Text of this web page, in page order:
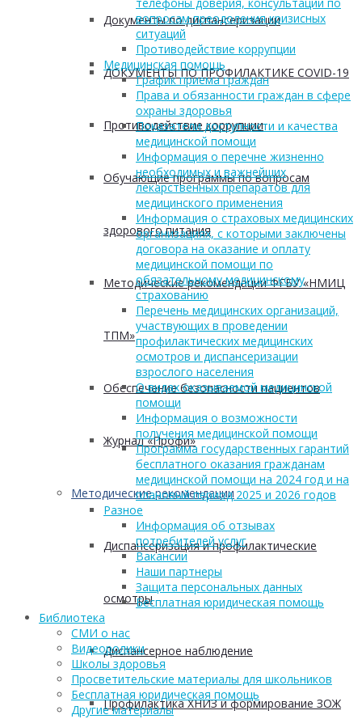
Документы по диспансеризации
ДОКУМЕНТЫ ПО ПРОФИЛАКТИКЕ COVID-19
Противодействие коррупции
Обучающие программы по вопросам
здорового питания
Методические рекомендации ФГБУ «НМИЦ
ТПМ»
Обеспечение безопасности пациентов
Журнал «Профи»
Методические рекомендации
Диспансеризация и профилактические
осмотры
Диспансерное наблюдение
Профилактика ХНИЗ и формирование ЗОЖ
вопросам преодоления кризисных
ситуаций
Противодействие коррупции
Медицинская помощь
График приема граждан
Права и обязанности граждан в сфере
охраны здоровья
Показатели доступности и качества
медицинской помощи
Информация о перечне жизненно
необходимых и важнейших
лекарственных препаратов для
медицинского применения
Информация о страховых медицинских
организациях, с которыми заключены
договора на оказание и оплату
медицинской помощи по
обязательному медицинскому
страхованию
Перечень медицинских организаций,
участвующих в проведении
профилактических медицинских
осмотров и диспансеризации
взрослого населения
О видах оказываемой медицинской
помощи
Информация о возможности
получения медицинской помощи
Программа государственных гарантий
бесплатного оказания гражданам
медицинской помощи на 2024 год и на
плановый период 2025 и 2026 годов
Разное
Информация об отзывах
потребителей услуг
Вакансии
Наши партнеры
Защита персональных данных
Бесплатная юридическая помощь
Библиотека
СМИ о нас
Видеоролики
Школы здоровья
Просветительские материалы для школьников
Бесплатная юридическая помощь
Другие материалы